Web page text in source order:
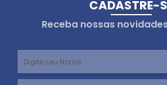
CADASTRE-
Receba nossas